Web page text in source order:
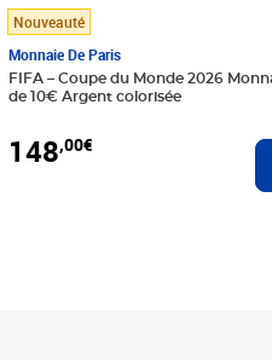
au panier
Nouveauté
Monnaie De Paris
FIFA – Coupe du Monde 2026
de 10€ Argent colorisée
148,00€